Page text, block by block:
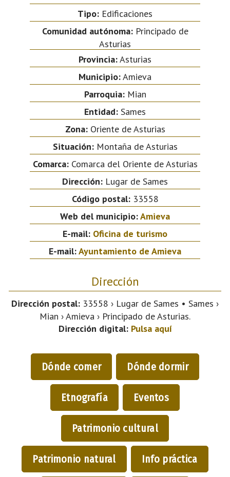
Tipo: Edificaciones
Comunidad autónoma:Principado de
Asturias
Provincia:Asturias
Municipio:Amieva
Parroquia:Mian
Entidad: Sames
Zona:Oriente de Asturias
Situación:Montaña de Asturias
Comarca:Comarca del Oriente de Asturias
Dirección: Lugar de Sames
Código postal:33558
Web del municipio:Amieva
E-mail: Oficina de turismo
E-mail:Ayuntamiento de Amieva
Dirección
Dirección postal: 33558 › Lugar de Sames • Sames ›
Mian › Amieva › Principado de Asturias.
Dirección digital: Pulsa aquí
Dónde comer Dónde dormir
Etnografía Eventos
Patrimonio cultural
Patrimonio natural Info práctica